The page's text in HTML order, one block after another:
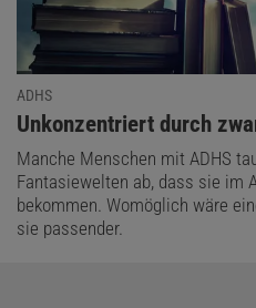
ADHS
:
Unkonzentriert durch
Manche Menschen mit ADHS
Fantasiewelten ab, dass sie im
bekommen. Womöglich wäre
sie passender.